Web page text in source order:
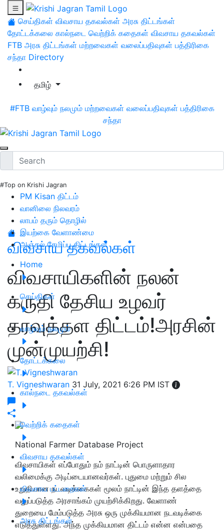
செய்திகள் விவசாய தகவல்கள் அரசு திட்டங்கள்
தோட்டக்கலை கால்நடை வெற்றிக் கதைகள் விவசாய தகவல்கள்
FTB அரசு திட்டங்கள் மற்றவைகள் வலைப்பதிவுகள் பத்திரிகை
சந்தா Directory
தமிழ்
#FTB வாழ்வும் நலமும் மற்றவைகள் வலைப்பதிவுகள் பத்திரிகை
சந்தா
#Top on Krishi Jagran
PM Kisan திட்டம்
வானிலை நிலவரம்
லாபம் தரும் தொழில்
இயற்கை வேளாண்மை
அஞ்சல் சேமிப்பு திட்டங்கள்
Home
செய்திகள்
வாழ்வும் நலமும்
தோட்டக்கலை
கால்நடை தகவல்கள்
வெற்றிக் கதைகள்
விவசாய தகவல்கள்
விவசாய பட்டறைகள்
அரசு திட்டங்கள்
விவசாய தகவல்கள்
விவசாயிகளின் நலன்
கருதி தேசிய உழவர்
தரவுத்தள திட்டம்!அரசின்
முன்முயற்சி!
T. Vigneshwaran 31 July, 2021 6:26 PM IST
National Farmer Database Project
விவசாயிகள் எப்போதும் நம் நாட்டின் பொருளாதார
வலிமைக்கு அடிப்டையானவர்கள். புதுமை மற்றும் சில
உறுதியான நடவடிக்கைகள் மூலம் நாட்டின் இந்த தளத்தை
வலுப்படுத்த அரசாங்கம் முயற்சிக்கிறது. வேளாண்
துறையை மேம்படுத்த அரசு ஒரு முக்கியமான நடவடிக்கை
எடுத்துள்ளது. அந்த முக்கியமான திட்டம் என்ன என்பதை